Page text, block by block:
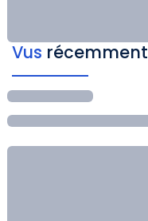
Vus récemment